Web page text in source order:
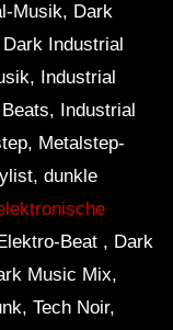
Musik, Dark
Industrial
Industrial
Industrial
Metalstep-
dunkle
Beat , Dark
Music Mix,
Tech Noir,